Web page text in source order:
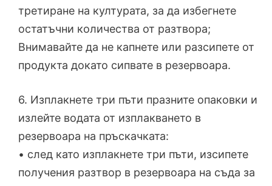
третиране на културата, за да избегнете
остатъчни количества от разтвора;
Внимавайте да не капнете или разсипете от
продукта докато сипвате в резервоара.
6. Изплакнете три пъти празните опаковки и
излейте водата от изплакването в
резервоара на пръскачката:
• след като изплакнете три пъти, изсипете
получения разтвор в резервоара на съда за